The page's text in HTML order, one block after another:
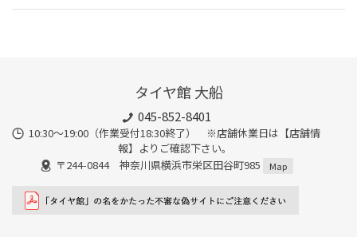
タイヤ館 大船
045-852-8401
10:30～19:00（作業受付18:30終了） ※店舗休業日は【店舗情
報】よりご確認下さい。
〒244-0844 神奈川県横浜市栄区田谷町985
Map